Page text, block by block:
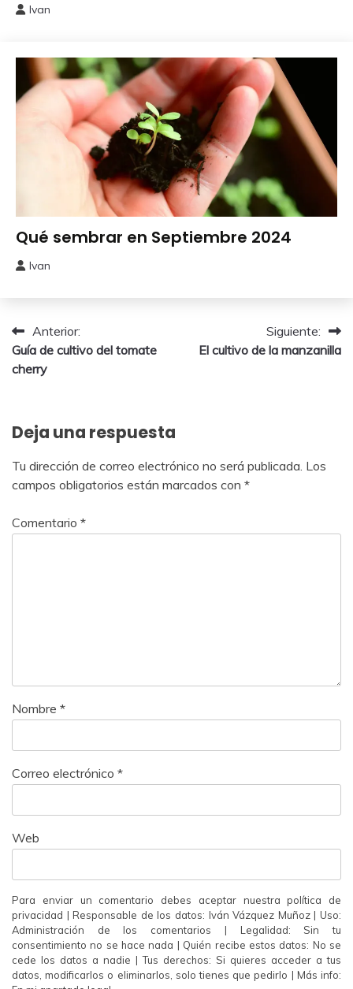
siembra
2024
Ivan
calendario
de
siembra
Qué sembrar en Septiembre 2024
agosto,
Ivan
Navegación
de
Anterior:
Guía de cultivo del tomate
cherry
Siguiente:
El cultivo de la manzanilla
Deja una respuesta
Tu dirección de correo electrónico no será publicada. Los
campos obligatorios están marcados con *
Comentario *
Nombre *
Correo electrónico *
Web
Para enviar un comentario debes aceptar nuestra política de
privacidad | Responsable de los datos: Iván Vázquez Muñoz | Uso:
Administración de los comentarios | Legalidad: Sin tu
consentimiento no se hace nada | Quién recibe estos datos: No se
cede los datos a nadie | Tus derechos: Si quieres acceder a tus
datos, modificarlos o eliminarlos, solo tienes que pedirlo | Más info: